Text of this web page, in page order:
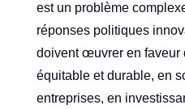
est un problème
réponses politiques
doivent œuvrer en faveur
équitable et durable, en
entreprises, en